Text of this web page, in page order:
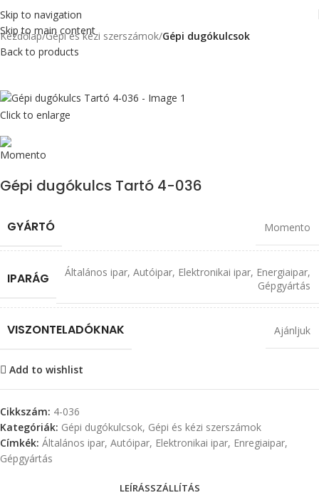
Skip to navigation
Skip to main content
Kezdőlap Gépi és kézi szerszámok Gépi dugókulcsok
Back to products
Click to enlarge
Gépi dugókulcs Tartó 4-036
GYÁRTÓ Momento
IPARÁG Általános ipar, Autóipar, Elektronikai ipar, Energiaipar,
Gépgyártás
VISZONTELADÓKNAK Ajánljuk
Add to wishlist
Cikkszám: 4-036
Kategóriák: Gépi dugókulcsok, Gépi és kézi szerszámok
Címkék: Általános ipar, Autóipar, Elektronikai ipar, Enregiaipar,
Gépgyártás
LEÍRÁSSZÁLLÍTÁS